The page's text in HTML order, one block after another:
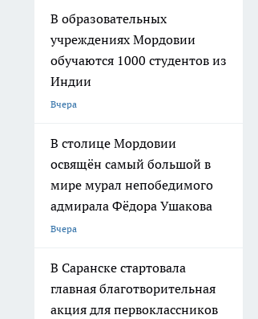
В образовательных
учреждениях Мордовии
обучаются 1000 студентов из
Индии
Вчера
В столице Мордовии
освящён самый большой в
мире мурал непобедимого
адмирала Фёдора Ушакова
Вчера
В Саранске стартовала
главная благотворительная
акция для первоклассников